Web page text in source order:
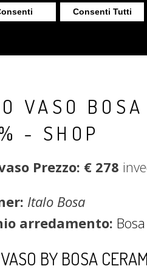
VASO
- SHOP
Prezzo: € 278
Italo Bosa
arredamento:
BY BOSA